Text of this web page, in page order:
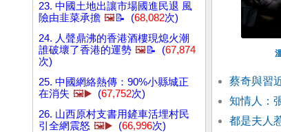
23. 中國土地出讓市場國進民退 風
險由韭菜承擔 🖼️📝 (68,082次)
24. 人聲鼎沸的香港酒樓現熄火潮
誰破壞了香港的運勢 🖼️📝 (67,874
次)
25. 中國網絡熱傳：90%小縣城正
在消失 🖼️▶️ (67,752次)
26. 山西原村支書用鏟車活埋村民
引全網震怒 🖼️▶️ (66,996次)
蔡奇與習
知情人：
都是夫人